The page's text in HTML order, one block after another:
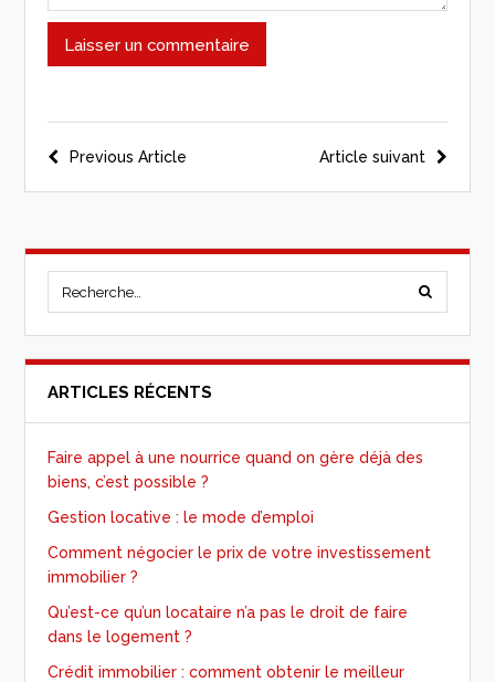
Article suivant
Previous Article
ARTICLES RÉCENTS
Faire appel à une nourrice quand on gère déjà des
biens, c’est possible ?
Gestion locative : le mode d’emploi
Comment négocier le prix de votre investissement
immobilier ?
Qu’est-ce qu’un locataire n’a pas le droit de faire
dans le logement ?
Crédit immobilier : comment obtenir le meilleur